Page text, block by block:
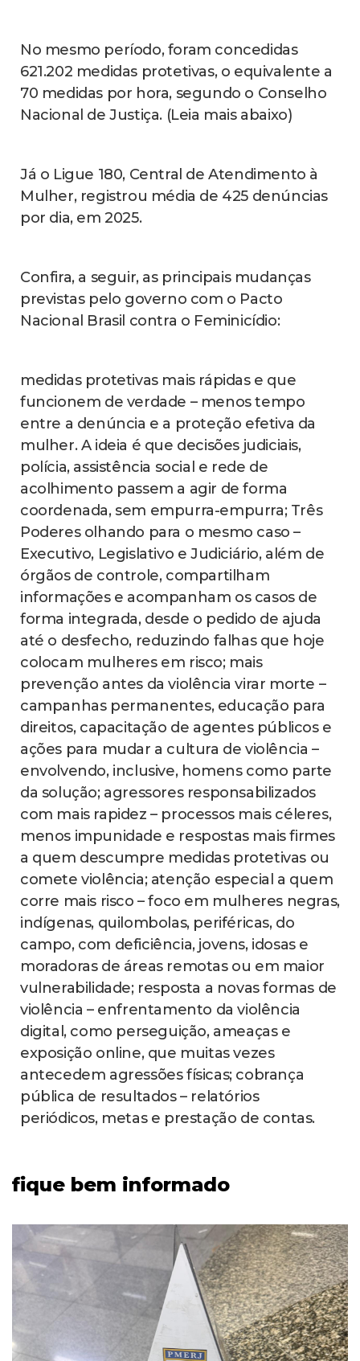
No mesmo período, foram concedidas
621.202 medidas protetivas, o equivalente a
70 medidas por hora, segundo o Conselho
Nacional de Justiça. (Leia mais abaixo)
Já o Ligue 180, Central de Atendimento à
Mulher, registrou média de 425 denúncias
por dia, em 2025.
Confira, a seguir, as principais mudanças
previstas pelo governo com o Pacto
Nacional Brasil contra o Feminicídio:
medidas protetivas mais rápidas e que
funcionem de verdade – menos tempo
entre a denúncia e a proteção efetiva da
mulher. A ideia é que decisões judiciais,
polícia, assistência social e rede de
acolhimento passem a agir de forma
coordenada, sem empurra-empurra; Três
Poderes olhando para o mesmo caso –
Executivo, Legislativo e Judiciário, além de
órgãos de controle, compartilham
informações e acompanham os casos de
forma integrada, desde o pedido de ajuda
até o desfecho, reduzindo falhas que hoje
colocam mulheres em risco; mais
prevenção antes da violência virar morte –
campanhas permanentes, educação para
direitos, capacitação de agentes públicos e
ações para mudar a cultura de violência –
envolvendo, inclusive, homens como parte
da solução; agressores responsabilizados
com mais rapidez – processos mais céleres,
menos impunidade e respostas mais firmes
a quem descumpre medidas protetivas ou
comete violência; atenção especial a quem
corre mais risco – foco em mulheres negras,
indígenas, quilombolas, periféricas, do
campo, com deficiência, jovens, idosas e
moradoras de áreas remotas ou em maior
vulnerabilidade; resposta a novas formas de
violência – enfrentamento da violência
digital, como perseguição, ameaças e
exposição online, que muitas vezes
antecedem agressões físicas; cobrança
pública de resultados – relatórios
periódicos, metas e prestação de contas.
fique bem informado